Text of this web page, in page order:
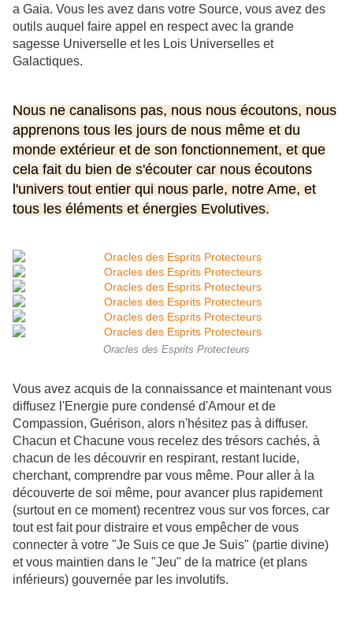
a Gaia. Vous les avez dans votre Source, vous avez des
outils auquel faire appel en respect avec la grande
sagesse Universelle et les Lois Universelles et
Galactiques.
Nous ne canalisons pas, nous nous écoutons, nous
apprenons tous les jours de nous même et du
monde extérieur et de son fonctionnement, et que
cela fait du bien de s'écouter car nous écoutons
l'univers tout entier qui nous parle, notre Ame, et
tous les éléments et énergies Evolutives.
Oracles des Esprits Protecteurs
Vous avez acquis de la connaissance et maintenant vous
diffusez l'Energie pure condensé d'Amour et de
Compassion, Guérison, alors n'hésitez pas à diffuser.
Chacun et Chacune vous recelez des trésors cachés, à
chacun de les découvrir en respirant, restant lucide,
cherchant, comprendre par vous même. Pour aller à la
découverte de soi même, pour avancer plus rapidement
(surtout en ce moment) recentrez vous sur vos forces, car
tout est fait pour distraire et vous empêcher de vous
connecter à votre "Je Suis ce que Je Suis" (partie divine)
et vous maintien dans le "Jeu" de la matrice (et plans
inférieurs) gouvernée par les involutifs.